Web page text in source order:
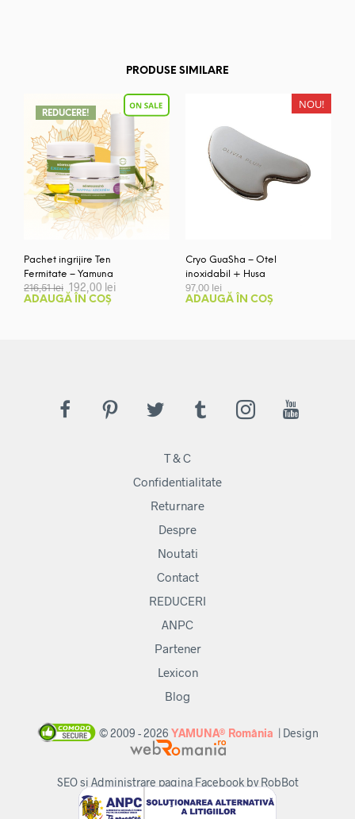
PRODUSE SIMILARE
REDUCERE!
Pachet ingrijire Ten
Fermitate – Yamuna
216,51lei Prețul
inițial
192,00 lei
ADAUGĂ ÎN COȘ
NOU!
Cryo GuaSha – Otel
inoxidabil + Husa
97,00 lei
ADAUGĂ ÎN COȘ
T & C
Confidentialitate
Returnare
Despre
Noutati
Contact
REDUCERI
ANPC
Partener
Lexicon
Blog
© 2009 - 2026 YAMUNA® România | Design
SEO si Administrare pagina Facebook by RobBot